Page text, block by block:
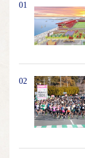
01
02